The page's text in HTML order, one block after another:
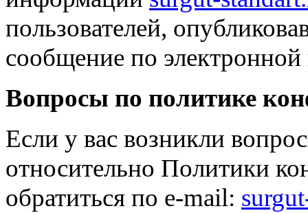
пользователей,
сообщение по электронной
Вопросы по политике
Если у вас возникли
относительно Политики
обратиться по e-mail: